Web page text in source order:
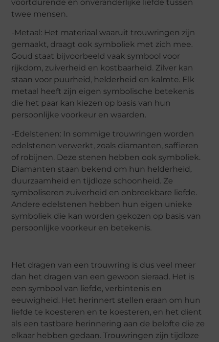
voortdurende en onveranderlijke liefde tussen
twee mensen.
-Metaal: Het materiaal waaruit trouwringen zijn
gemaakt, draagt ook symboliek met zich mee.
Goud staat bijvoorbeeld vaak symbool voor
rijkdom, zuiverheid en kostbaarheid. Zilver kan
staan voor puurheid, helderheid en kalmte. Elk
metaal heeft zijn eigen symbolische betekenis
die het paar kan kiezen op basis van hun
persoonlijke voorkeur en waarden.
-Edelstenen: In sommige trouwringen worden
edelstenen verwerkt, zoals diamanten, saffieren
of robijnen. Deze stenen hebben ook symboliek.
Diamanten staan bekend om hun helderheid,
duurzaamheid en tijdloze schoonheid. Ze
symboliseren zuiverheid en onbreekbare liefde.
Andere edelstenen hebben hun eigen unieke
symboliek die kan worden gekozen op basis van
persoonlijke voorkeur en betekenis.
Het dragen van een trouwring is dus veel meer
dan het dragen van een gewoon sieraad. Het is
een symbool van liefde, verbintenis en
eeuwigheid. Het herinnert stellen eraan om hun
liefde te koesteren en te koesteren, en het dient
als een tastbare herinnering aan de belofte die ze
elkaar hebben gedaan. Trouwringen zijn tijdloze